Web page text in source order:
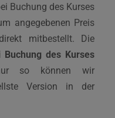
Buchung des Kurses
angegebenen Preis
mitbestellt. Die
des Kurses
so können wir
Version in der